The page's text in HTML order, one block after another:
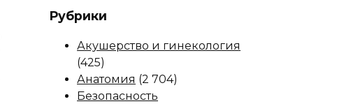
Рубрики
Акушерство и гинекология
(425)
Анатомия (2 704)
Безопасность